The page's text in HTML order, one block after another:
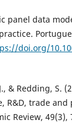
panel data
doi.org/
& Redding, S.
R&D, trade
Review, 49(3),